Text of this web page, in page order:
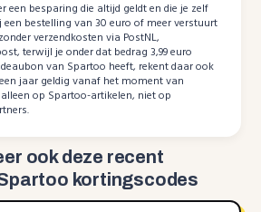
een besparing die altijd geldt en die je zelf
een bestelling van 30 euro of meer verstuurt
verzendkosten via PostNL,
terwijl je onder dat bedrag 3,99 euro
van Spartoo heeft, rekent daar ook
jaar geldig vanaf het moment van
op Spartoo-artikelen, niet op
ook deze recent
kortingscodes